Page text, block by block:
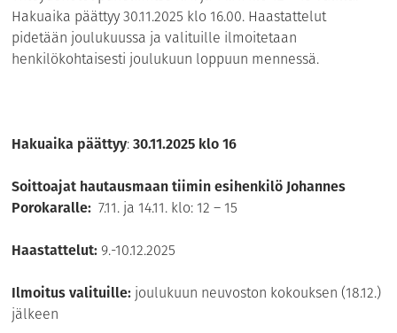
Hakuaika päättyy 30.11.2025 klo 16.00. Haastattelut
pidetään joulukuussa ja valituille ilmoitetaan
henkilökohtaisesti joulukuun loppuun mennessä.
Hakuaika päättyy:30.11.2025 klo 16
Soittoajat hautausmaan tiimin esihenkilö Johannes
Porokaralle: 7.11. ja 14.11. klo: 12 – 15
Haastattelut: 9.-10.12.2025
Ilmoitus valituille: joulukuun neuvoston kokouksen (18.12.)
jälkeen